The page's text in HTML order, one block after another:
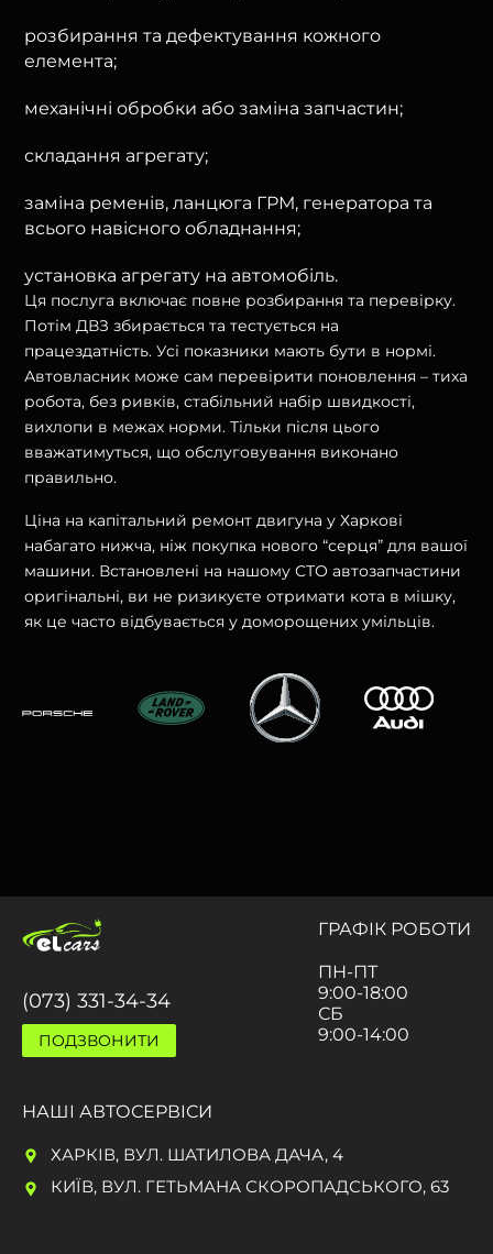
розбирання та дефектування кожного
елемента;
механічні обробки або заміна запчастин;
складання агрегату;
заміна ременів, ланцюга ГРМ, генератора та
всього навісного обладнання;
установка агрегату на автомобіль.
Ця послуга включає повне розбирання та перевірку.
Потім ДВЗ збирається та тестується на
працездатність. Усі показники мають бути в нормі.
Автовласник може сам перевірити поновлення – тиха
робота, без ривків, стабільний набір швидкості,
вихлопи в межах норми. Тільки після цього
вважатимуться, що обслуговування виконано
правильно.
Ціна на капітальний ремонт двигуна у Харкові
набагато нижча, ніж покупка нового “серця” для вашої
машини. Встановлені на нашому СТО автозапчастини
оригінальні, ви не ризикуєте отримати кота в мішку,
як це часто відбувається у доморощених умільців.
(073) 331-34-34
ПОДЗВОНИТИ
ГРАФIК РОБОТИ
ПН-ПТ
9:00-18:00
СБ
9:00-14:00
НАШI АВТОСЕРВIСИ
ХАРКІВ, ВУЛ. ШАТИЛОВА ДАЧА, 4
КИЇВ, ВУЛ. ГЕТЬМАНА СКОРОПАДСЬКОГО, 63